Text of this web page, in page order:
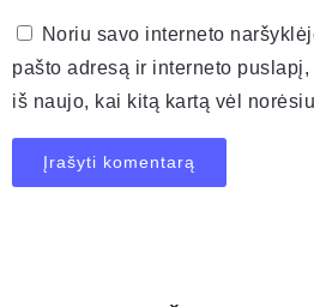
Noriu savo interneto
pašto adresą ir interneto
iš naujo, kai kitą kartą vėl